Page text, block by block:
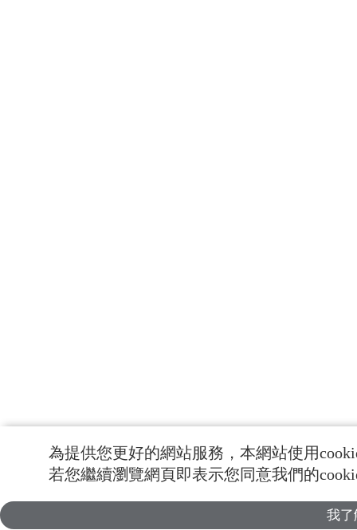
為提供您更好的網站服務，本網站使用
若您繼續瀏覽網頁即表示您同意我們的
我了